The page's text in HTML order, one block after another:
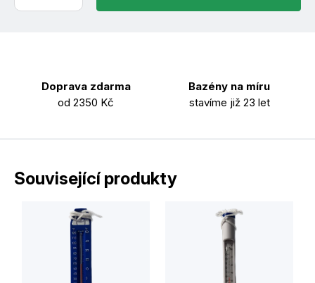
Doprava zdarma
od 2350 Kč
Bazény na míru
stavíme již 23 let
Související produkty